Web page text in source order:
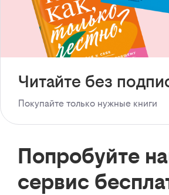
Читайте без
Покупайте только нужные книги
Попробуйте
сервис